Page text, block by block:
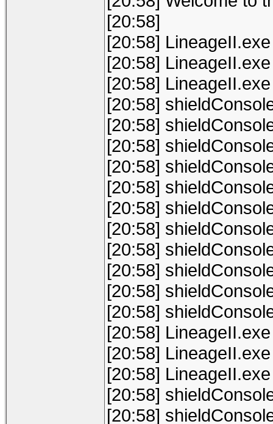
[20:58]
[20:58]
[20:58]
[20:58]
[20:58]
[20:58]
[20:58]
[20:58]
[20:58]
[20:58]
[20:58]
[20:58]
[20:58]
[20:58]
[20:58]
[20:58]
[20:58]
[20:58]
[20:58]
[20:58]